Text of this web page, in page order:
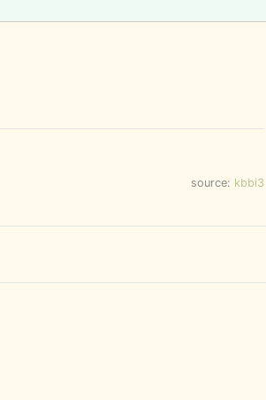
source: kbbi3